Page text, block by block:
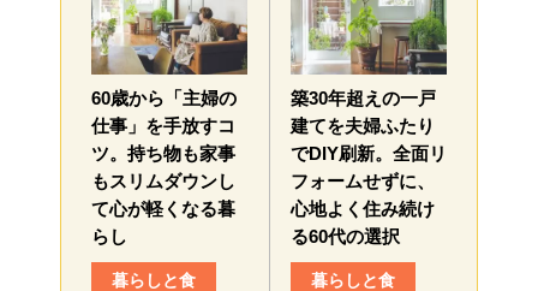
60歳から「主婦の
仕事」を手放すコ
ツ。持ち物も家事
もスリムダウンし
て心が軽くなる暮
らし
暮らしと食
築30年超えの一戸
建てを夫婦ふたり
でDIY刷新。全面リ
フォームせずに、
心地よく住み続け
る60代の選択
暮らしと食